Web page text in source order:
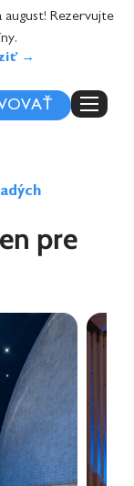
Rezervujte
pre